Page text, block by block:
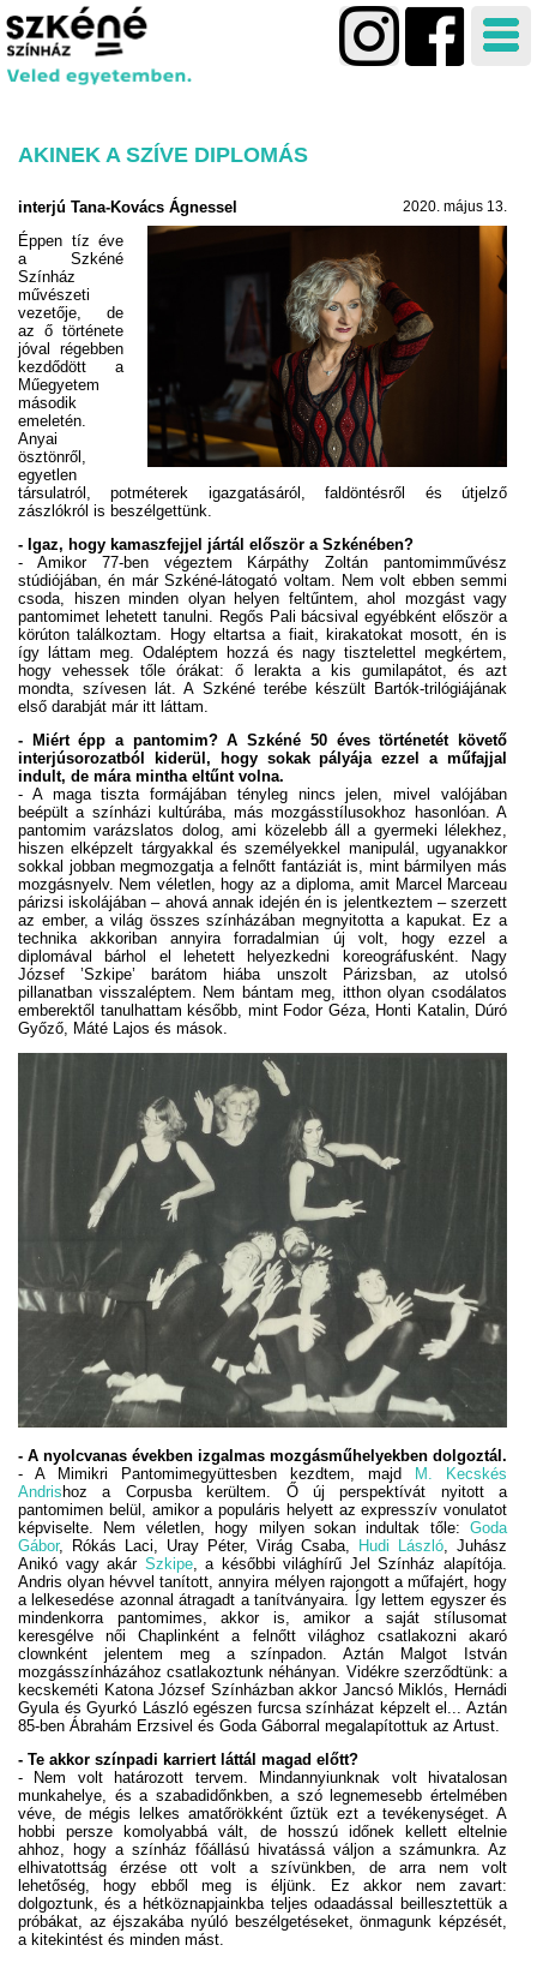
AKINEK A SZÍVE DIPLOMÁS
2020. május 13.
interjú Tana-Kovács Ágnessel
Éppen tíz éve
a Szkéné
Színház
művészeti
vezetője, de
az ő története
jóval régebben
kezdődött a
Műegyetem
második
emeletén.
Anyai
ösztönről,
egyetlen
társulatról, potméterek igazgatásáról, faldöntésről és útjelző
zászlókról is beszélgettünk.
- Igaz, hogy kamaszfejjel jártál először a Szkénében?
- Amikor 77-ben végeztem Kárpáthy Zoltán pantomimművész
stúdiójában, én már Szkéné-látogató voltam. Nem volt ebben semmi
csoda, hiszen minden olyan helyen feltűntem, ahol mozgást vagy
pantomimet lehetett tanulni. Regős Pali bácsival egyébként először a
körúton találkoztam. Hogy eltartsa a fiait, kirakatokat mosott, én is
így láttam meg. Odaléptem hozzá és nagy tisztelettel megkértem,
hogy vehessek tőle órákat: ő lerakta a kis gumilapátot, és azt
mondta, szívesen lát. A Szkéné terébe készült Bartók-trilógiájának
első darabját már itt láttam.
- Miért épp a pantomim? A Szkéné 50 éves történetét követő
interjúsorozatból kiderül, hogy sokak pályája ezzel a műfajjal
indult, de mára mintha eltűnt volna.
- A maga tiszta formájában tényleg nincs jelen, mivel valójában
beépült a színházi kultúrába, más mozgásstílusokhoz hasonlóan. A
pantomim varázslatos dolog, ami közelebb áll a gyermeki lélekhez,
hiszen elképzelt tárgyakkal és személyekkel manipulál, ugyanakkor
sokkal jobban megmozgatja a felnőtt fantáziát is, mint bármilyen más
mozgásnyelv. Nem véletlen, hogy az a diploma, amit Marcel Marceau
párizsi iskolájában – ahová annak idején én is jelentkeztem – szerzett
az ember, a világ összes színházában megnyitotta a kapukat. Ez a
technika akkoriban annyira forradalmian új volt, hogy ezzel a
diplomával bárhol el lehetett helyezkedni koreográfusként. Nagy
József ’Szkipe’ barátom hiába unszolt Párizsban, az utolsó
pillanatban visszaléptem. Nem bántam meg, itthon olyan csodálatos
emberektől tanulhattam később, mint Fodor Géza, Honti Katalin, Dúró
Győző, Máté Lajos és mások.
- A nyolcvanas években izgalmas mozgásműhelyekben dolgoztál.
- A Mimikri Pantomimegyüttesben kezdtem, majd
M. Kecskés
Andris hoz a Corpusba kerültem. Ő új perspektívát nyitott a
pantomimen belül, amikor a populáris helyett az expresszív vonulatot
képviselte. Nem véletlen, hogy milyen sokan indultak tőle: Goda
Gábor, Rókás Laci, Uray Péter, Virág Csaba, Hudi László, Juhász
Anikó vagy akár Szkipe, a későbbi világhírű Jel Színház alapítója.
Andris olyan hévvel tanított, annyira mélyen rajongott a műfajért, hogy
a lelkesedése azonnal átragadt a tanítványaira. Így lettem egyszer és
mindenkorra pantomimes, akkor is, amikor a saját stílusomat
keresgélve női Chaplinként a felnőtt világhoz csatlakozni akaró
clownként jelentem meg a színpadon. Aztán Malgot István
mozgásszínházához csatlakoztunk néhányan. Vidékre szerződtünk: a
kecskeméti Katona József Színházban akkor Jancsó Miklós, Hernádi
Gyula és Gyurkó László egészen furcsa színházat képzelt el... Aztán
85-ben Ábrahám Erzsivel és Goda Gáborral megalapítottuk az Artust.
- Te akkor színpadi karriert láttál magad előtt?
- Nem volt határozott tervem. Mindannyiunknak volt hivatalosan
munkahelye, és a szabadidőnkben, a szó legnemesebb értelmében
véve, de mégis lelkes amatőrökként űztük ezt a tevékenységet. A
hobbi persze komolyabbá vált, de hosszú időnek kellett eltelnie
ahhoz, hogy a színház főállású hivatássá váljon a számunkra. Az
elhivatottság érzése ott volt a szívünkben, de arra nem volt
lehetőség, hogy ebből meg is éljünk. Ez akkor nem zavart:
dolgoztunk, és a hétköznapjainkba teljes odaadással beillesztettük a
próbákat, az éjszakába nyúló beszélgetéseket, önmagunk képzését,
a kitekintést és minden mást.